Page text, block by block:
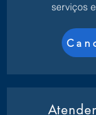
serviços